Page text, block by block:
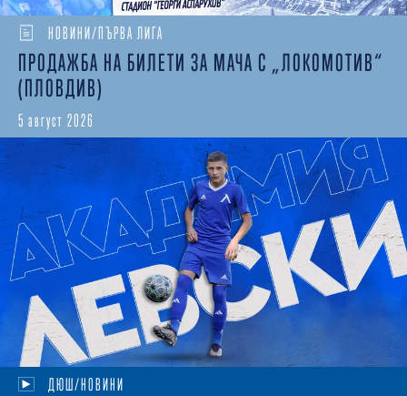
НОВИНИ/ПЪРВА ЛИГА
ПРОДАЖБА НА БИЛЕТИ ЗА МАЧА С „ЛОКОМОТИВ“
(ПЛОВДИВ)
5 август 2026
ДЮШ/НОВИНИ